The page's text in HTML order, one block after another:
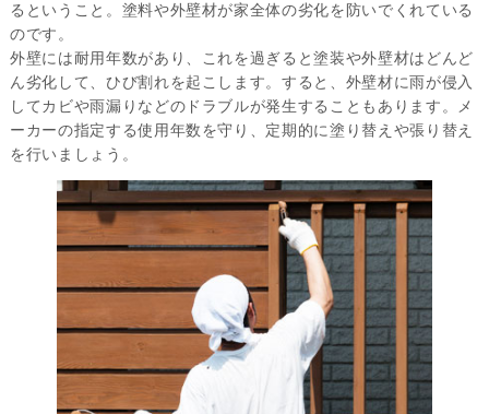
るということ。塗料や外壁材が家全体の劣化を防いでくれている
のです。
外壁には耐用年数があり、これを過ぎると塗装や外壁材はどんど
ん劣化して、ひび割れを起こします。すると、外壁材に雨が侵入
してカビや雨漏りなどのドラブルが発生することもあります。メ
ーカーの指定する使用年数を守り、定期的に塗り替えや張り替え
を行いましょう。